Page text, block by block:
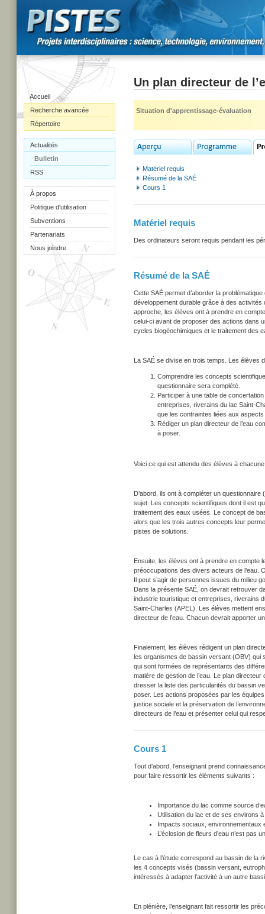
Accueil
Recherche avancée
Répertoire
Actualités
Bulletin
RSS
À propos
Politique d'utilisation
Subventions
Partenariats
Nous joindre
Un plan directeur de
Situation d'apprentissage-évaluation
Matériel requis
Résumé de la SAÉ
Cours 1
Matériel requis
Des ordinateurs seront requis pendant les
Résumé de la SAÉ
Cette SAÉ permet d’aborder la
développement durable grâce à des activités
approche, les élèves ont à prendre en
celui-ci avant de proposer des actions dans
cycles biogéochimiques et le traitement des
La SAÉ se divise en trois temps. Les élèves
Comprendre les concepts
questionnaire sera complété.
Participer à une table de
entreprises, riverains du lac Saint-
que les contraintes liées aux
Rédiger un plan directeur de l’eau
à poser.
Voici ce qui est attendu des élèves à
D’abord, ils ont à compléter un
sujet. Les concepts scientifiques dont il est
traitement des eaux usées. Le concept de
alors que les trois autres concepts leur
pistes de solutions.
Ensuite, les élèves ont à prendre en compte
préoccupations des divers acteurs de l’eau.
Il peut s’agir de personnes issues du milieu
Dans la présente SAÉ, on devrait retrouver
industrie touristique et entreprises, riverains
Saint-Charles (APEL). Les élèves mettent
directeur de l’eau. Chacun devrait apporter
Finalement, les élèves rédigent un plan
les organismes de bassin versant (OBV) qui
qui sont formées de représentants des
matière de gestion de l’eau. Le plan
dresser la liste des particularités du bassin
poser. Les actions proposées par les
justice sociale et la préservation de
directeurs de l’eau et présenter celui qui
Cours 1
Tout d’abord, l’enseignant prend
pour faire ressortir les éléments suivants :
Importance du lac comme source
Utilisation du lac et de ses environs
Impacts sociaux,
L’éclosion de fleurs d’eau n’est pas
Le cas à l’étude correspond au bassin de la
les 4 concepts visés (bassin versant,
intéressés à adapter l’activité à un autre
En plénière, l’enseignant fait ressortir les